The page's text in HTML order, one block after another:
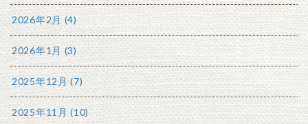
2026年2月 (4)
2026年1月 (3)
2025年12月 (7)
2025年11月 (10)